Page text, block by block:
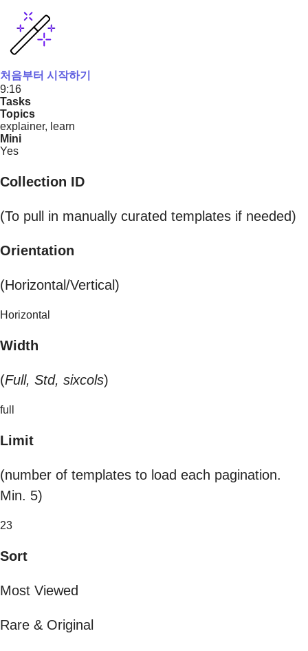
처음부터 시작하기
9:16
Tasks
Topics
explainer, learn
Mini
Yes
Collection ID
(To pull in manually curated templates if needed)
Orientation
(Horizontal/Vertical)
Horizontal
Width
(Full, Std, sixcols)
full
Limit
(number of templates to load each pagination.
Min. 5)
23
Sort
Most Viewed
Rare & Original